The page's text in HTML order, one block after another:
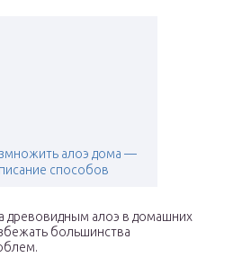
алоэ дома —
способов
древовидным алоэ в домашних
большинства